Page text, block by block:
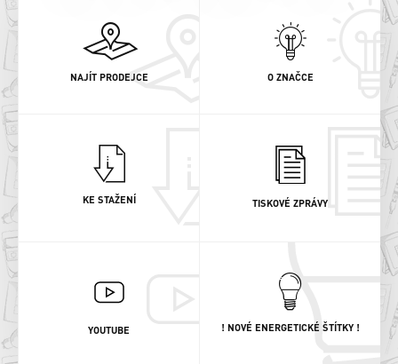
NAJÍT PRODEJCE O ZNAČCE
KE STAŽENÍ TISKOVÉ ZPRÁVY
YOUTUBE ! NOVÉ ENERGETICKÉ ŠTÍTKY !